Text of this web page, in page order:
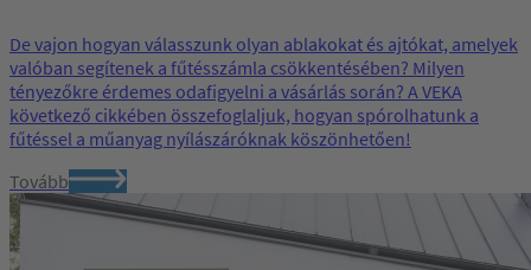
De vajon hogyan válasszunk olyan ablakokat és ajtókat, amelyek
valóban segítenek a fűtésszámla csökkentésében? Milyen
tényezőkre érdemes odafigyelni a vásárlás során? A VEKA
következő cikkében összefoglaljuk, hogyan spórolhatunk a
fűtéssel a műanyag nyílászáróknak köszönhetően!
Tovább